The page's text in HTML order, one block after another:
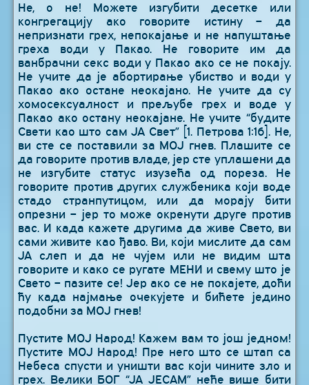
Не, о не! Можете изгубити десетке или
конгрегацију ако говорите истину – да
непризнати грех, непокајање и не напуштање
греха води у Пакао. Не говорите им да
ванбрачни секс води у Пакао ако се не покају.
Не учите да је абортирање убиство и води у
Пакао ако остане неокајано. Не учите да су
хомосексуалност и прељубе грех и воде у
Пакао ако остану неокајане. Не учите “будите
Свети као што сам ЈА Свет” [1. Петрова 1:16]. Не,
ви сте се поставили за МОЈ гнев. Плашите се
да говорите против владе, јер сте уплашени да
не изгубите статус изузећа од пореза. Не
говорите против других службеника који воде
стадо странпутицом, или да морају бити
опрезни – јер то може окренути друге против
вас. И када кажете другима да живе Свето, ви
сами живите као ђаво. Ви, који мислите да сам
ЈА слеп и да не чујем или не видим шта
говорите и како се ругате МЕНИ и свему што је
Свето – пазите се! Јер ако се не покајете, доћи
ћу када најмање очекујете и бићете једино
подобни за МОЈ гнев!
Пустите МОЈ Народ! Кажем вам то још једном!
Пустите МОЈ Народ! Пре него што се штап са
Небеса спусти и уништи вас који чините зло и
грех. Велики БОГ “ЈА ЈЕСАМ” неће више бити